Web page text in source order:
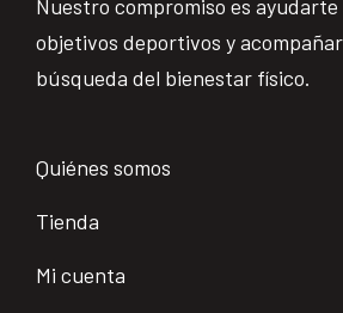
Nuestro compromiso es
objetivos deportivos y
búsqueda del bienestar físico.
Quiénes somos
Tienda
Mi cuenta